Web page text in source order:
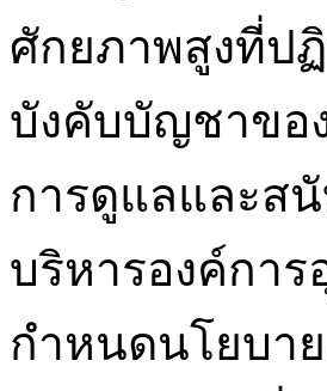
ศักยภาพสูงที่ป
บังคับบัญชาขอ
การดูแลและส
บริหารองค์กา
กำหนดนโยบา